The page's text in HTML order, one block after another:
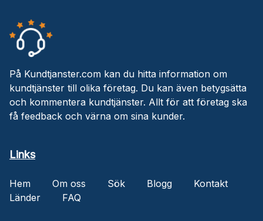
På Kundtjanster.com kan du hitta information om
kundtjänster till olika företag. Du kan även betygsätta
och kommentera kundtjänster. Allt för att företag ska
få feedback och värna om sina kunder.
Links
Hem Om oss Sök Blogg
Kontakt
Länder
FAQ